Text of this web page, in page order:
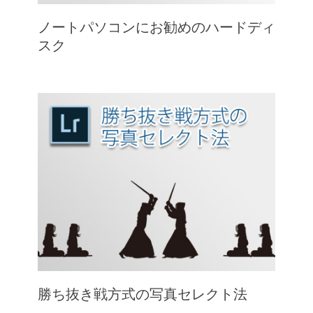
ノートパソコンにお勧めのハードディ
スク
勝ち抜き戦方式の写真セレクト法